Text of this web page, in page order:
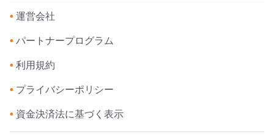
• 運営会社
• パートナープログラム
• 利用規約
• プライバシーポリシー
• 資金決済法に基づく表示